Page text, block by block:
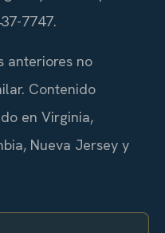
7747.
anteriores no
Contenido
en Virginia,
Nueva Jersey y